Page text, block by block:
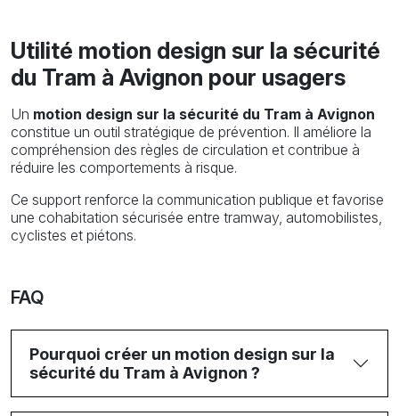
Utilité motion design sur la sécurité
du Tram à Avignon pour usagers
Un motion design sur la sécurité du Tram à Avignon
constitue un outil stratégique de prévention. Il améliore la
compréhension des règles de circulation et contribue à
réduire les comportements à risque.
Ce support renforce la communication publique et favorise
une cohabitation sécurisée entre tramway, automobilistes,
cyclistes et piétons.
FAQ
Pourquoi créer un motion design sur la
sécurité du Tram à Avignon ?